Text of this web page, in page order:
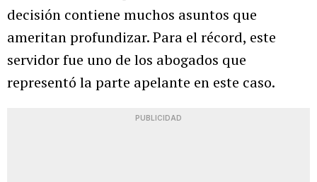
decisión contiene muchos asuntos que
ameritan profundizar. Para el récord, este
servidor fue uno de los abogados que
representó la parte apelante en este caso.
PUBLICIDAD